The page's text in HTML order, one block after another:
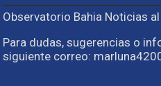
Observatorio Bahia Noticias al
Para dudas, sugerencias o
siguiente correo: